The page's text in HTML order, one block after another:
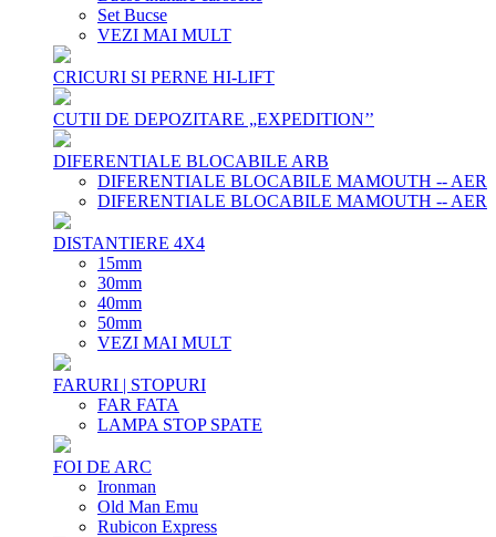
Set Bucse
VEZI MAI MULT
CRICURI SI PERNE HI-LIFT
CUTII DE DEPOZITARE „EXPEDITION’’
DIFERENTIALE BLOCABILE ARB
DIFERENTIALE BLOCABILE MAMOUTH -- AER
DIFERENTIALE BLOCABILE MAMOUTH -- AER
DISTANTIERE 4X4
15mm
30mm
40mm
50mm
VEZI MAI MULT
FARURI | STOPURI
FAR FATA
LAMPA STOP SPATE
FOI DE ARC
Ironman
Old Man Emu
Rubicon Express